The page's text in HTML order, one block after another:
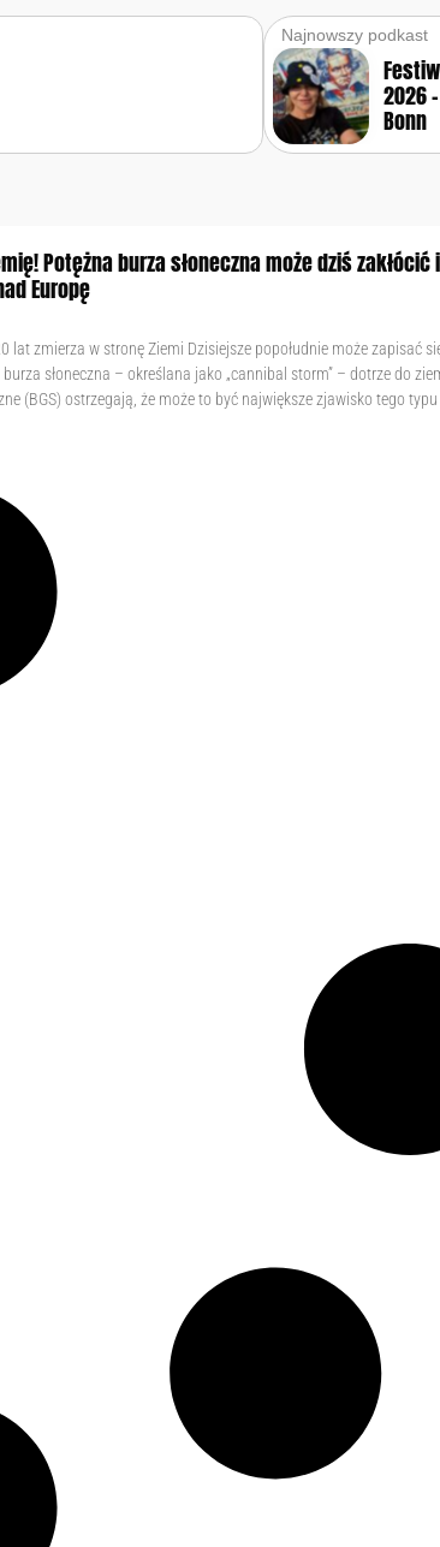
Najnowszy podkast
2026
Bonn
Potężna burza słoneczna może dziś
Europę
lat zmierza w stronę Ziemi Dzisiejsze popołudnie może zapisać
słoneczna – określana jako „cannibal storm” – dotrze do
(BGS) ostrzegają, że może to być największe zjawisko tego